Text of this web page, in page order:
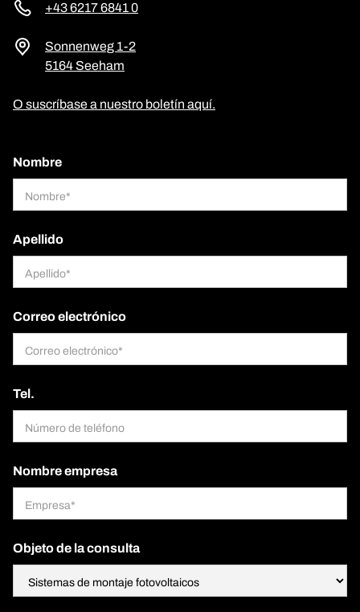
+43 6217 6841 0
Sonnenweg 1-2
5164 Seeham
O suscríbase a nuestro boletín aquí.
Nombre
Apellido
Correo electrónico
Tel.
Nombre empresa
Objeto de la consulta